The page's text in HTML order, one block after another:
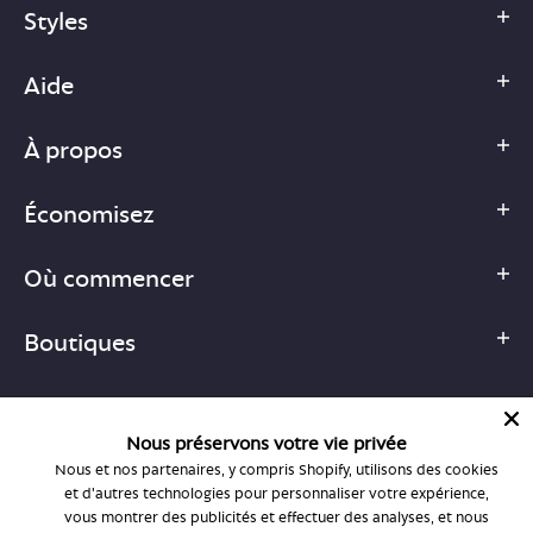
Styles
Aide
À propos
Économisez
Où commencer
Boutiques
1-877-755-6659
support@bonlook.com
Nous préservons votre vie privée
Nous et nos partenaires, y compris Shopify, utilisons des cookies
et d'autres technologies pour personnaliser votre expérience,
vous montrer des publicités et effectuer des analyses, et nous